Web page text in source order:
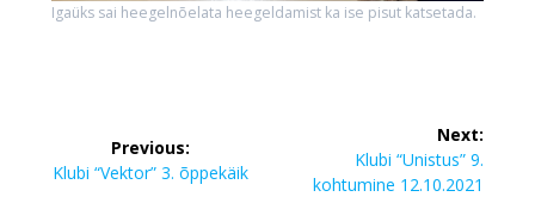
Igaüks sai heegelnõelata heegeldamist ka ise pisut katsetada.
Previous:
Previous
Klubi “Vektor” 3. õppekäik
Next:
Next
post:
Klubi “Unistus” 9.
kohtumine 12.10.2021